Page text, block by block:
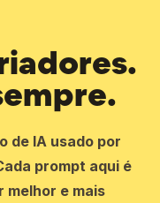
de IA usado por
prompt aqui é
melhor e mais